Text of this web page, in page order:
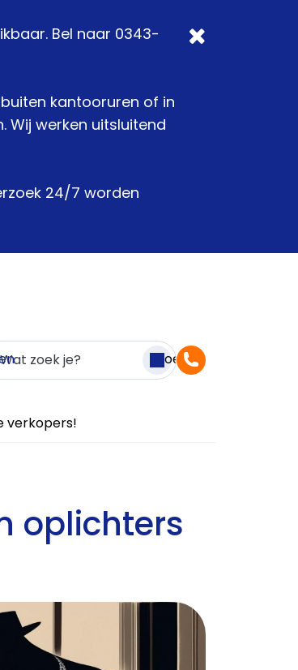
Bel naar 0343-
kantooruren of in
Wij werken uitsluitend
24/7 worden
Zoeken
verkopers!
oplichters